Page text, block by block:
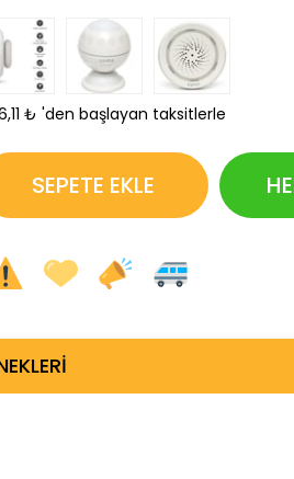
₺ 'den başlayan taksitlerle